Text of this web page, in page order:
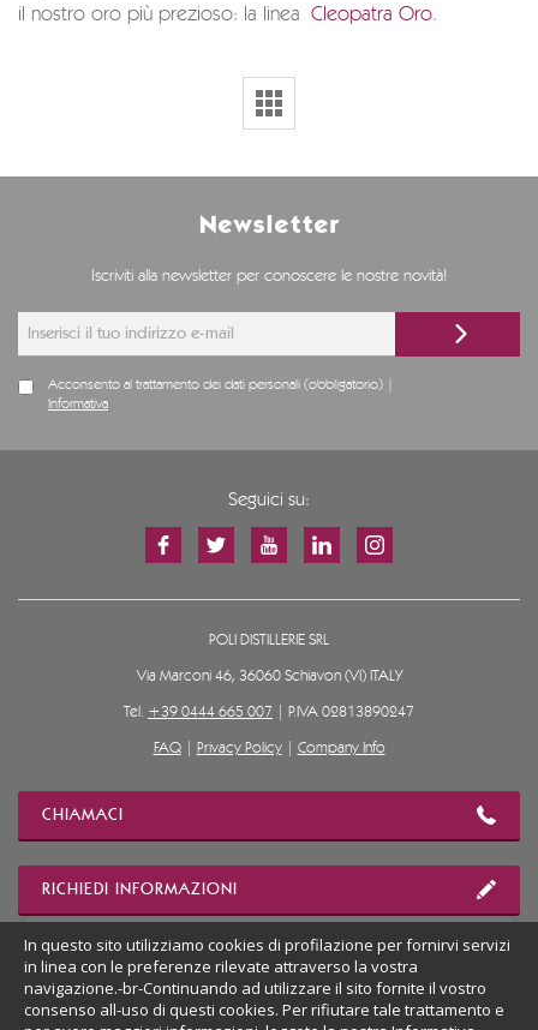
il nostro oro più prezioso: la linea Cleopatra Oro.
Newsletter
Iscriviti alla newsletter per conoscere le nostre novità!
Acconsento al trattamento dei dati personali (obbligatorio) |
Informativa
Seguici su:
POLI DISTILLERIE SRL
Via Marconi 46, 36060 Schiavon (VI) ITALY
Tel. +39 0444 665 007 | P.IVA 02813890247
FAQ| Privacy Policy| Company Info
CHIAMACI
RICHIEDI INFORMAZIONI
MOSTRA POSIZIONE
In questo sito utilizziamo cookies di profilazione per fornirvi servizi
in linea con le preferenze rilevate attraverso la vostra
navigazione.-br-Continuando ad utilizzare il sito fornite il vostro
consenso all-uso di questi cookies. Per rifiutare tale trattamento e